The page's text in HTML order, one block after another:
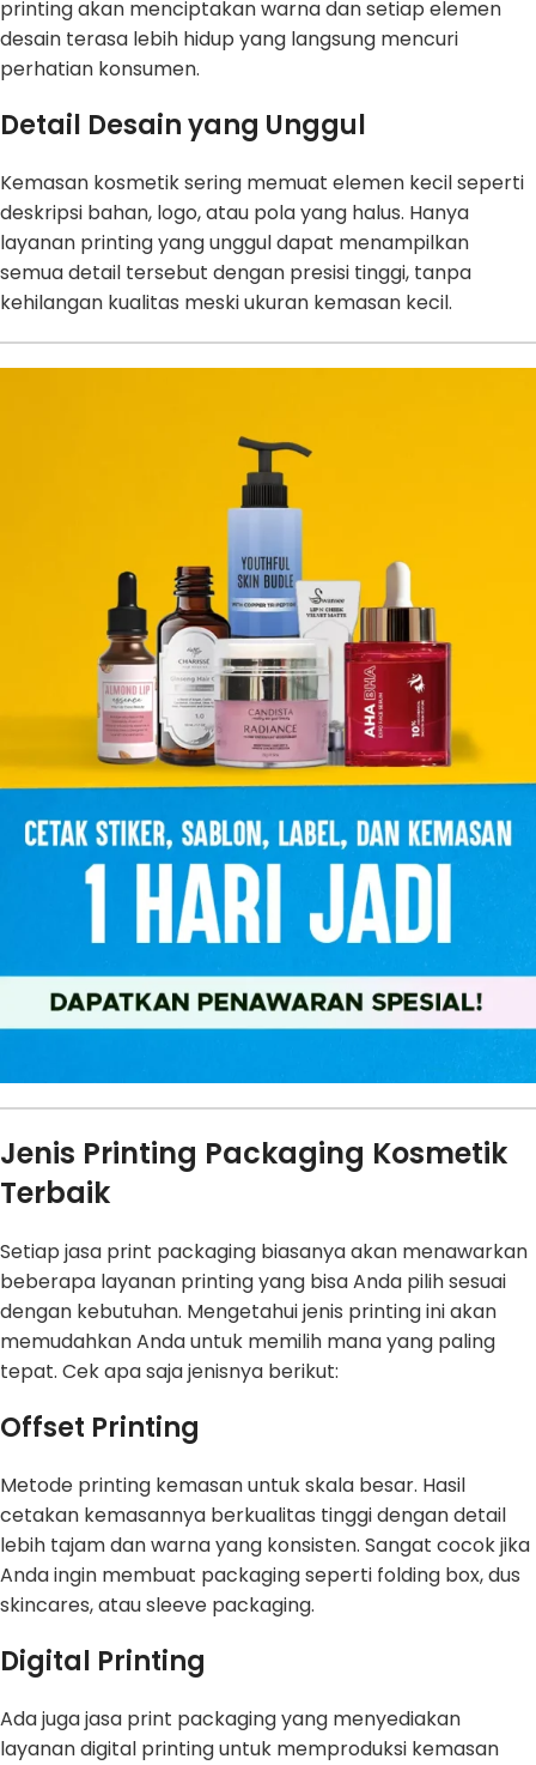
printing akan menciptakan warna dan setiap elemen
desain terasa lebih hidup yang langsung mencuri
perhatian konsumen.
Detail Desain yang Unggul
Kemasan kosmetik sering memuat elemen kecil seperti
deskripsi bahan, logo, atau pola yang halus. Hanya
layanan printing yang unggul dapat menampilkan
semua detail tersebut dengan presisi tinggi, tanpa
kehilangan kualitas meski ukuran kemasan kecil.
Jenis Printing Packaging Kosmetik
Terbaik
Setiap jasa print packaging biasanya akan menawarkan
beberapa layanan printing yang bisa Anda pilih sesuai
dengan kebutuhan. Mengetahui jenis printing ini akan
memudahkan Anda untuk memilih mana yang paling
tepat. Cek apa saja jenisnya berikut:
Offset Printing
Metode printing kemasan untuk skala besar. Hasil
cetakan kemasannya berkualitas tinggi dengan detail
lebih tajam dan warna yang konsisten. Sangat cocok jika
Anda ingin membuat packaging seperti folding box, dus
skincares, atau sleeve packaging.
Digital Printing
Ada juga jasa print packaging yang menyediakan
layanan digital printing untuk memproduksi kemasan